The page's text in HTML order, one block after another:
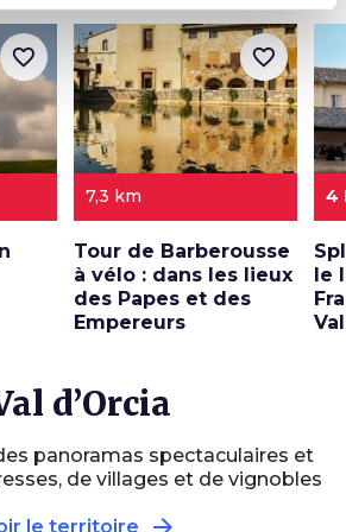
favorite_border
7,3 km
Tour de Barberousse
à vélo : dans les lieux
des Papes et des
Empereurs
favorite_border
4
le
d’Orcia
panoramas spectaculaires et
de villages et de vignobles
le territoire